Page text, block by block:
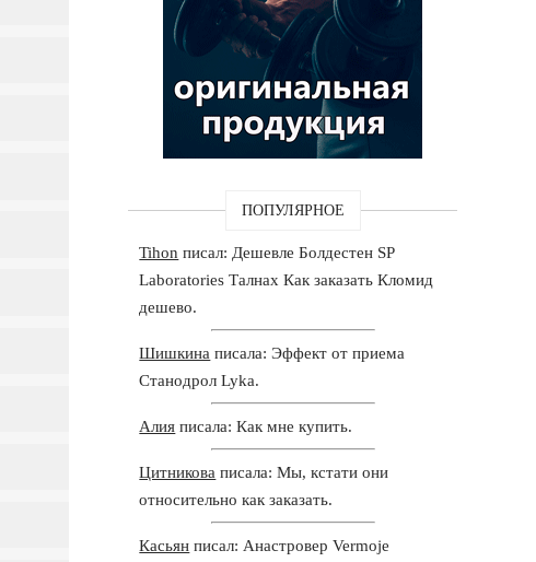
ПОПУЛЯРНОЕ
Tihon писал: Дешевле Болдестен SP
Laboratories Талнах Как заказать Кломид
дешево.
Шишкина писала: Эффект от приема
Станодрол Lyka.
Алия писала: Как мне купить.
Цитникова писала: Мы, кстати они
относительно как заказать.
Касьян писал: Анастровер Vermoje